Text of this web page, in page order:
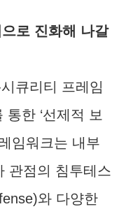
로 진화해 나갈
큐리티 프레임
통한 ‘선제적 보
임워크는 내부
관점의 침투테스
와 다양한